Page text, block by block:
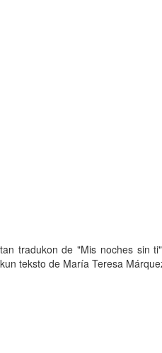
tradukon de "Mis noches sin
teksto de María Teresa